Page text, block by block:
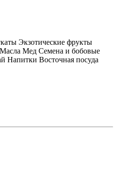
Экзотические фрукты
Масла Мед Семена и бобовые
Напитки Восточная посуда